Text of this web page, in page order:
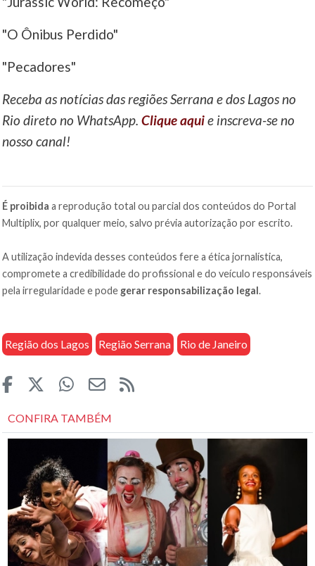
"O Ônibus Perdido"
"Pecadores"
Receba as notícias das regiões Serrana e dos Lagos no
Rio direto no WhatsApp.Clique aquie inscreva-se no
nosso canal!
É proibida a reprodução total ou parcial dos conteúdos do Portal
Multiplix, por qualquer meio, salvo prévia autorização por escrito.
A utilização indevida desses conteúdos fere a ética jornalística,
compromete a credibilidade do profissional e do veículo responsáveis
pela irregularidade e pode gerar responsabilização legal.
Região dos Lagos Região Serrana Rio de Janeiro
CONFIRA TAMBÉM